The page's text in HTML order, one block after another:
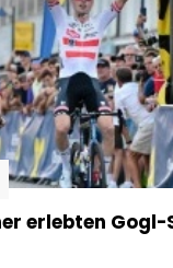
erlebten Gogl-